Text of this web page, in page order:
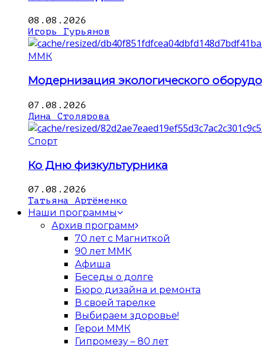
08.08.2026
Игорь Гурьянов
ММК
Модернизация экологического
07.08.2026
Дина Столярова
Спорт
Ко Дню физкультурника
07.08.2026
Татьяна Артёменко
Наши программы
Архив программ
70 лет с Магниткой
90 лет ММК
Афиша
Беседы о долге
Бюро дизайна и ремонта
В своей тарелке
Выбираем здоровье!
Герои ММК
Гипромезу – 80 лет